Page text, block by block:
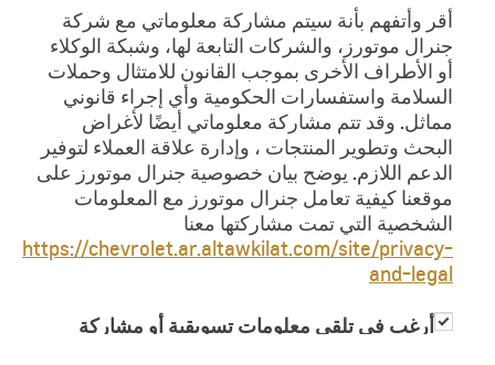
أقر وأتفهم بأنة سيتم مشاركة معلوماتي مع شركة
جنرال موتورز، والشركات التابعة لها، وشبكة الوكلاء
أو الأطراف الأخرى بموجب القانون للامتثال وحملات
السلامة واستفسارات الحكومية وأي إجراء قانوني
مماثل. وقد تتم مشاركة معلوماتي أيضًا لأغراض
البحث وتطوير المنتجات ، وإدارة علاقة العملاء لتوفير
الدعم اللازم. يوضح بيان خصوصية جنرال موتورز على
موقعنا كيفية تعامل جنرال موتورز مع المعلومات
الشخصية التي تمت مشاركتها معنا
https://chevrolet.ar.altawkilat.com/site/privacy-
and-legal
أرغب في تلقي معلومات تسويقية أو مشاركة